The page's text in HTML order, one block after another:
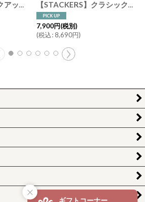
【STACKERS】メイクアップ オーガナイザー クラシック ブラッシュ ピンク Blush Pink 引き出し スタッカーズ 【STACKERS】クラシック ドロワー ジュエリーケース 5sec ブラッシュ ピンク Blush Pink 引き出し スタッカーズ
7,900円(税別)
(税込: 8,690円)
ギフトコーナー